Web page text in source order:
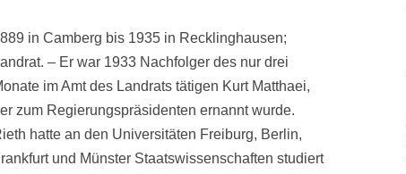
in Camberg bis 1935 in Recklinghausen;
– Er war 1933 Nachfolger des nur drei
im Amt des Landrats tätigen Kurt Matthaei,
zum Regierungspräsidenten ernannt wurde.
hatte an den Universitäten Freiburg, Berlin,
und Münster Staatswissenschaften studiert